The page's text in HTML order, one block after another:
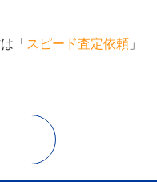
「 スピード査定依頼」